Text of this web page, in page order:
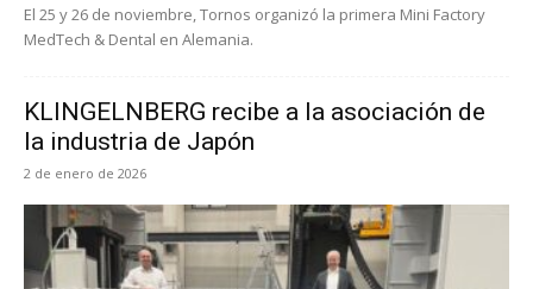
El 25 y 26 de noviembre, Tornos organizó la primera Mini Factory
MedTech & Dental en Alemania.
KLINGELNBERG recibe a la asociación de
la industria de Japón
2 de enero de 2026